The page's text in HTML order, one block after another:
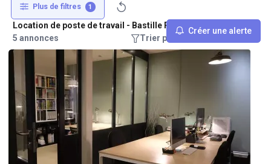
Plus de filtres 1
Créer une alerte
Location de poste de travail - Bastille Paris
5 annonces
Trier par : Recommandations